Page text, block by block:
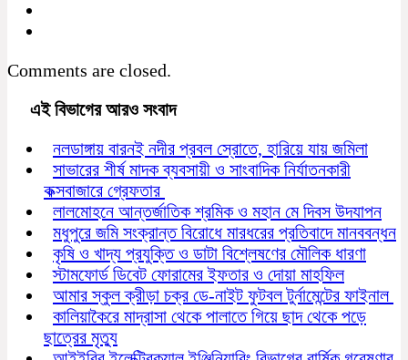
Comments are closed.
এই বিভাগের আরও সংবাদ
নলডাঙ্গায় বারনই নদীর প্রবল স্রোতে, হারিয়ে যায় জমিলা
সাভারের শীর্ষ মাদক ব্যবসায়ী ও সাংবাদিক নির্যাতনকারী
কক্সবাজারে গ্রেফতার
লালমোহনে আন্তর্জাতিক শ্রমিক ও মহান মে দিবস উদযাপন
মধুপুরে জমি সংক্রান্ত বিরোধে মারধরের প্রতিবাদে মানববন্ধন
কৃষি ও খাদ্য প্রযুক্তি ও ডাটা বিশ্লেষণের মৌলিক ধারণা
স্টামফোর্ড ডিবেট ফোরামের ইফতার ও দোয়া মাহফিল
আমার স্কুল ক্রীড়া চক্র ডে-নাইট ফুটবল টুর্নামেন্টের ফাইনাল
কালিয়াকৈরে মাদ্রাসা থেকে পালাতে গিয়ে ছাদ থেকে পড়ে
ছাত্রের মৃত্যু